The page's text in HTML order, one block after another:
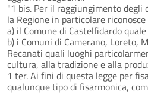
"1 bis. Per il raggiungimento
la Regione in particolare
a) il Comune di Castelfidardo
b) i Comuni di Camerano, Loreto,
Recanati quali luoghi
cultura, alla tradizione e alla
1 ter. Ai fini di questa legge per
qualunque tipo di fisarmonica,